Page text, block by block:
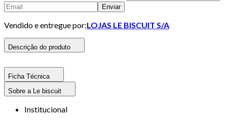
Enviar
Vendido e entregue por:LOJAS LE BISCUIT S/A
Descrição do produto
Ficha Técnica
Sobre a Le biscuit
Institucional